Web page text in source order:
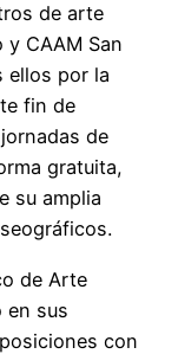
de arte
CAAM San
ellos por la
fin de
de
gratuita,
su amplia
de Arte
en sus
con